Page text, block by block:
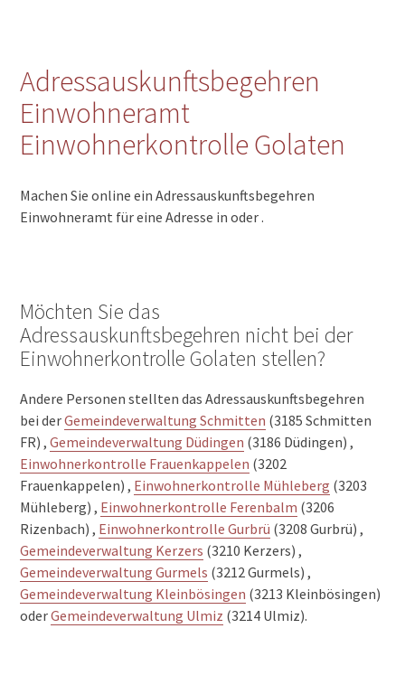
Adressauskunftsbegehren
Einwohneramt
Einwohnerkontrolle Golaten
Machen Sie online ein Adressauskunftsbegehren
Einwohneramt für eine Adresse in oder .
Möchten Sie das
Adressauskunftsbegehren nicht bei der
Einwohnerkontrolle Golaten stellen?
Andere Personen stellten das Adressauskunftsbegehren
bei derGemeindeverwaltung Schmitten (3185 Schmitten
FR) ,Gemeindeverwaltung Düdingen (3186 Düdingen) ,
Einwohnerkontrolle Frauenkappelen (3202
Frauenkappelen) , Einwohnerkontrolle Mühleberg (3203
Mühleberg) , Einwohnerkontrolle Ferenbalm (3206
Rizenbach) , Einwohnerkontrolle Gurbrü (3208 Gurbrü) ,
Gemeindeverwaltung Kerzers (3210 Kerzers) ,
Gemeindeverwaltung Gurmels (3212 Gurmels) ,
Gemeindeverwaltung Kleinbösingen (3213 Kleinbösingen)
oderGemeindeverwaltung Ulmiz (3214 Ulmiz).